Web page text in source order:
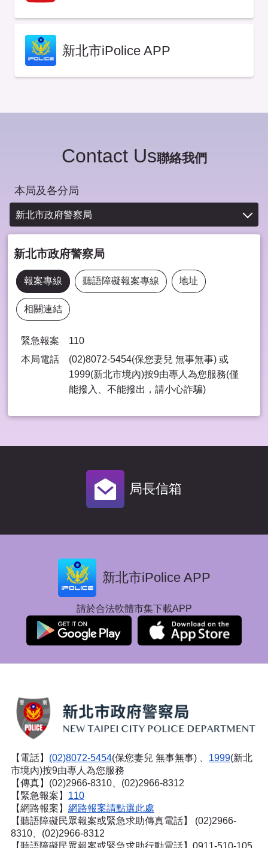
新北市iPolice APP
Contact Us聯絡我們
本局及各分局
新北市政府警察局
新北市政府警察局
報案專線 聽語障礙報案專線 地址
相關連結
緊急報案
110
本局電話
(02)8072-5454(保您妻兒 無事無事) 或
1999(新北市境內)按9由專⼈為您服務(僅
能撥入、不能撥出，請⼩⼼詐騙)
局長信箱
新北市iPolice APP
請於合法軟體市集下載APP
【電話】 (02)8072-5454(保您妻兒 無事無事) 、 1999(新北
市境內)按9由專人為您服務
【傳真】(02)2966-8310、(02)2966-8312
【緊急報案】 110
【網路報案】 網路報案請點選此處
【聽語障礙民眾報案或緊急求助傳真電話】
(02)2966-
8310、(02)2966-8312
【聽語障礙民眾報案或緊急求助行動電話】0911-510-105